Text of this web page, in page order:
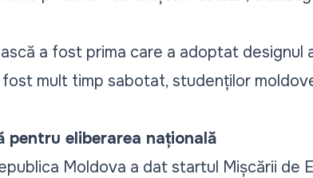
a fost prima care a adoptat designul
mult timp sabotat, studenților
pentru eliberarea națională
Moldova a dat startul Mișcării de